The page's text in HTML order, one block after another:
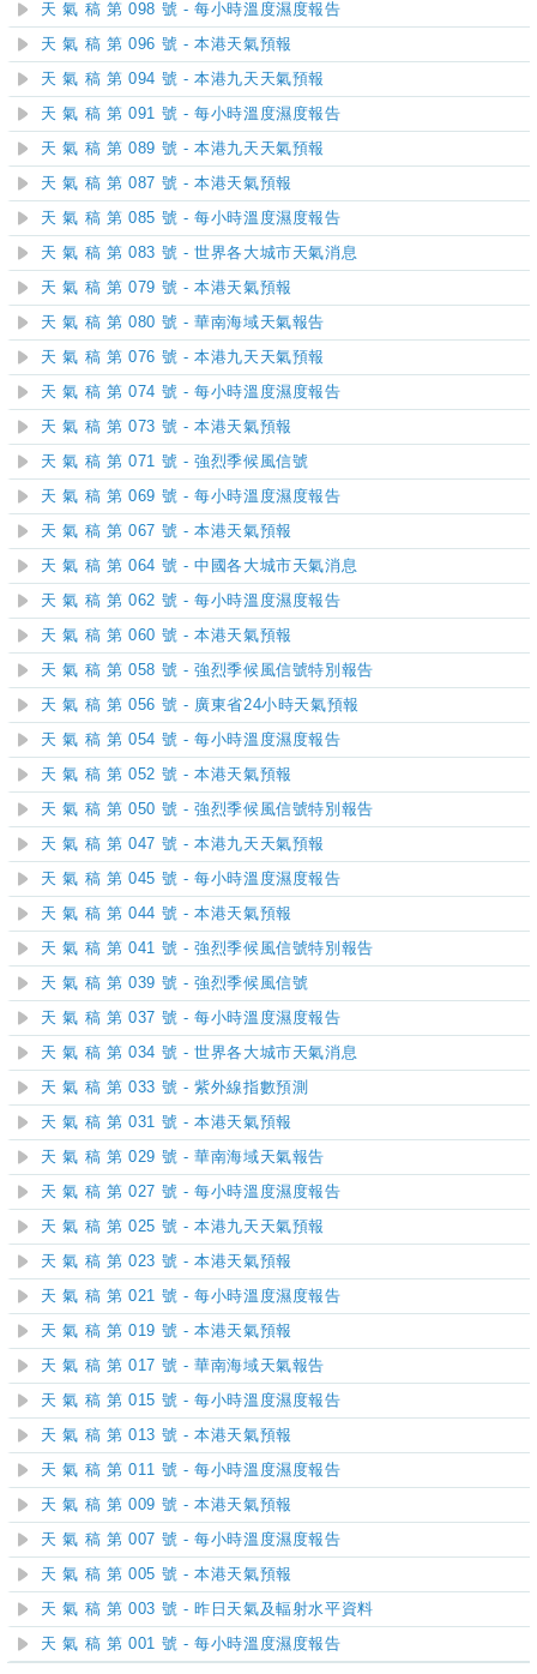
天 氣 稿 第 098 號 - 每小時溫度濕度報告
天 氣 稿 第 096 號 - 本港天氣預報
天 氣 稿 第 094 號 - 本港九天天氣預報
天 氣 稿 第 091 號 - 每小時溫度濕度報告
天 氣 稿 第 089 號 - 本港九天天氣預報
天 氣 稿 第 087 號 - 本港天氣預報
天 氣 稿 第 085 號 - 每小時溫度濕度報告
天 氣 稿 第 083 號 - 世界各大城市天氣消息
天 氣 稿 第 079 號 - 本港天氣預報
天 氣 稿 第 080 號 - 華南海域天氣報告
天 氣 稿 第 076 號 - 本港九天天氣預報
天 氣 稿 第 074 號 - 每小時溫度濕度報告
天 氣 稿 第 073 號 - 本港天氣預報
天 氣 稿 第 071 號 - 強烈季候風信號
天 氣 稿 第 069 號 - 每小時溫度濕度報告
天 氣 稿 第 067 號 - 本港天氣預報
天 氣 稿 第 064 號 - 中國各大城市天氣消息
天 氣 稿 第 062 號 - 每小時溫度濕度報告
天 氣 稿 第 060 號 - 本港天氣預報
天 氣 稿 第 058 號 - 強烈季候風信號特別報告
天 氣 稿 第 056 號 - 廣東省24小時天氣預報
天 氣 稿 第 054 號 - 每小時溫度濕度報告
天 氣 稿 第 052 號 - 本港天氣預報
天 氣 稿 第 050 號 - 強烈季候風信號特別報告
天 氣 稿 第 047 號 - 本港九天天氣預報
天 氣 稿 第 045 號 - 每小時溫度濕度報告
天 氣 稿 第 044 號 - 本港天氣預報
天 氣 稿 第 041 號 - 強烈季候風信號特別報告
天 氣 稿 第 039 號 - 強烈季候風信號
天 氣 稿 第 037 號 - 每小時溫度濕度報告
天 氣 稿 第 034 號 - 世界各大城市天氣消息
天 氣 稿 第 033 號 - 紫外線指數預測
天 氣 稿 第 031 號 - 本港天氣預報
天 氣 稿 第 029 號 - 華南海域天氣報告
天 氣 稿 第 027 號 - 每小時溫度濕度報告
天 氣 稿 第 025 號 - 本港九天天氣預報
天 氣 稿 第 023 號 - 本港天氣預報
天 氣 稿 第 021 號 - 每小時溫度濕度報告
天 氣 稿 第 019 號 - 本港天氣預報
天 氣 稿 第 017 號 - 華南海域天氣報告
天 氣 稿 第 015 號 - 每小時溫度濕度報告
天 氣 稿 第 013 號 - 本港天氣預報
天 氣 稿 第 011 號 - 每小時溫度濕度報告
天 氣 稿 第 009 號 - 本港天氣預報
天 氣 稿 第 007 號 - 每小時溫度濕度報告
天 氣 稿 第 005 號 - 本港天氣預報
天 氣 稿 第 003 號 - 昨日天氣及輻射水平資料
天 氣 稿 第 001 號 - 每小時溫度濕度報告